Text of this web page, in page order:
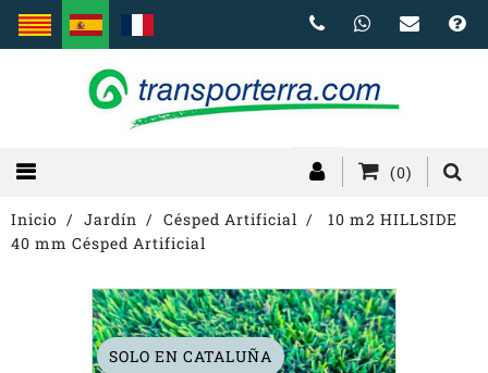
(0)
Inicio Jardín Césped Artificial
10 m2 HILLSIDE
40 mm Césped Artificial
SOLO EN CATALUÑA